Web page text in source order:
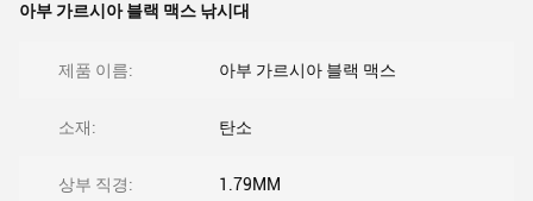
아부 가르시아 블랙 맥스 낚시대
제품 이름: 아부 가르시아 블랙 맥스
소재: 탄소
상부 직경: 1.79MM